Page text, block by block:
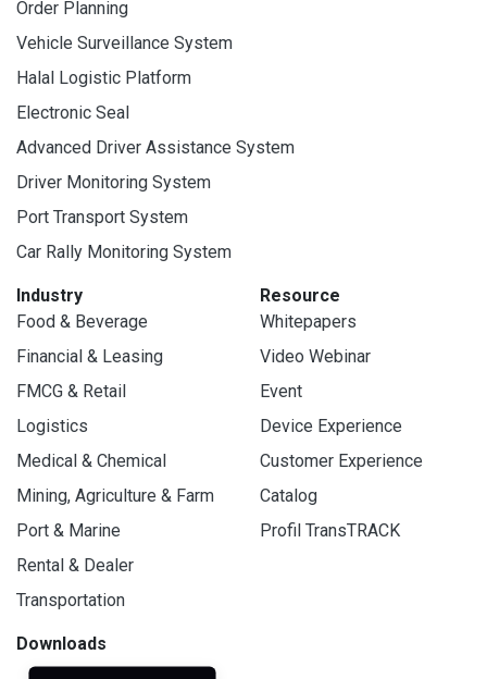
Order Planning
Vehicle Surveillance System
Halal Logistic Platform
Electronic Seal
Advanced Driver Assistance System
Driver Monitoring System
Port Transport System
Car Rally Monitoring System
Industry
Food & Beverage
Financial & Leasing
FMCG & Retail
Logistics
Medical & Chemical
Mining, Agriculture & Farm
Port & Marine
Rental & Dealer
Transportation
Resource
Whitepapers
Video Webinar
Event
Device Experience
Customer Experience
Catalog
Profil TransTRACK
Downloads